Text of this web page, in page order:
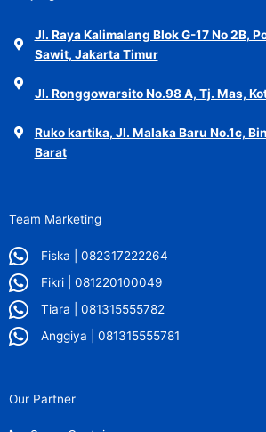
Jl. Raya Kalimalang Blok G-17 No 2B,
Sawit, Jakarta Timur
Jl. Ronggowarsito No.98 A, Tj. Mas,
Ruko kartika, Jl. Malaka Baru No.1c,
Barat
Team Marketing
Fiska | 082317222264
Fikri | 081220100049
Tiara | 081315555782
Anggiya | 081315555781
Our Partner